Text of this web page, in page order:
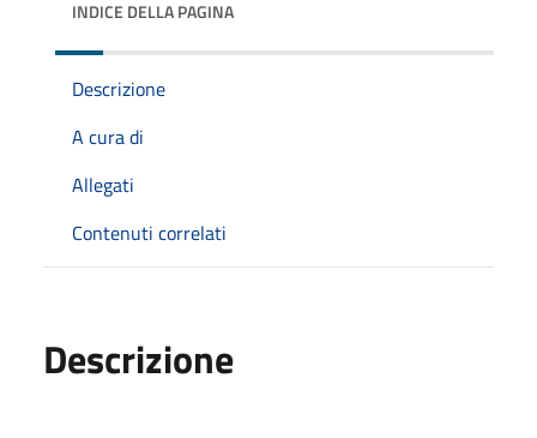
INDICE DELLA PAGINA
Descrizione
A cura di
Allegati
Contenuti correlati
Descrizione